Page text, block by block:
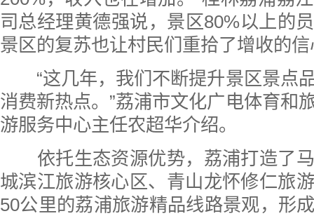
司总经理黄德强说，景区80%以上的
景区的复苏也让村民们重拾了增收的
“这几年，我们不断提升景区景点
消费新热点。”荔浦市文化广电体育和
游服务中心主任农超华介绍。
依托生态资源优势，荔浦打造了马
城滨江旅游核心区、青山龙怀修仁旅
50公里的荔浦旅游精品线路景观，形